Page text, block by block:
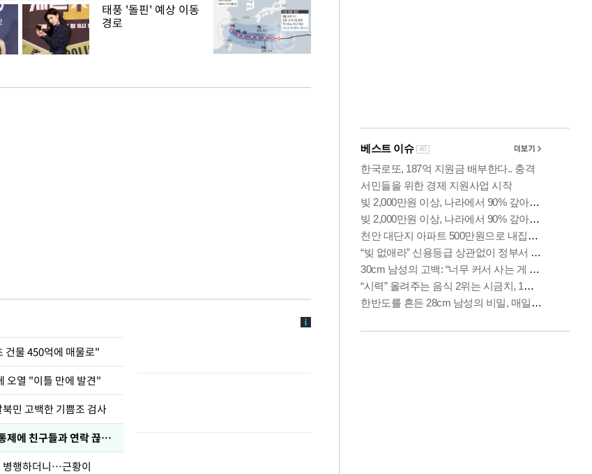
태풍 '돌핀' 예상 이동
경로
건물 450억에 매물로"
오열 "이틀 만에 발견"
민 고백한 기쁨조 검사
에 친구들과 연락 끊겨"
병행하더니…근황이